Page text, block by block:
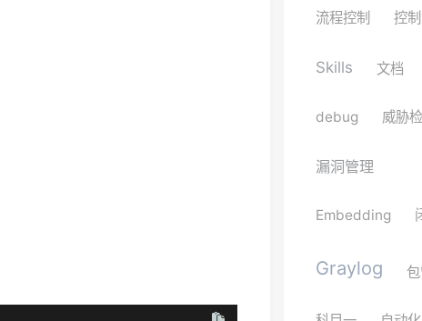
流程控制 控
Skills 文档
debug 威胁
漏洞管理
Embedding
Graylog